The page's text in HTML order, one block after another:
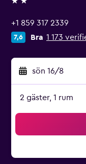
2 stjärnor
+1 859 317 2339
7,6 Bra 1 173
sön 16/8
2 gäster, 1 rum